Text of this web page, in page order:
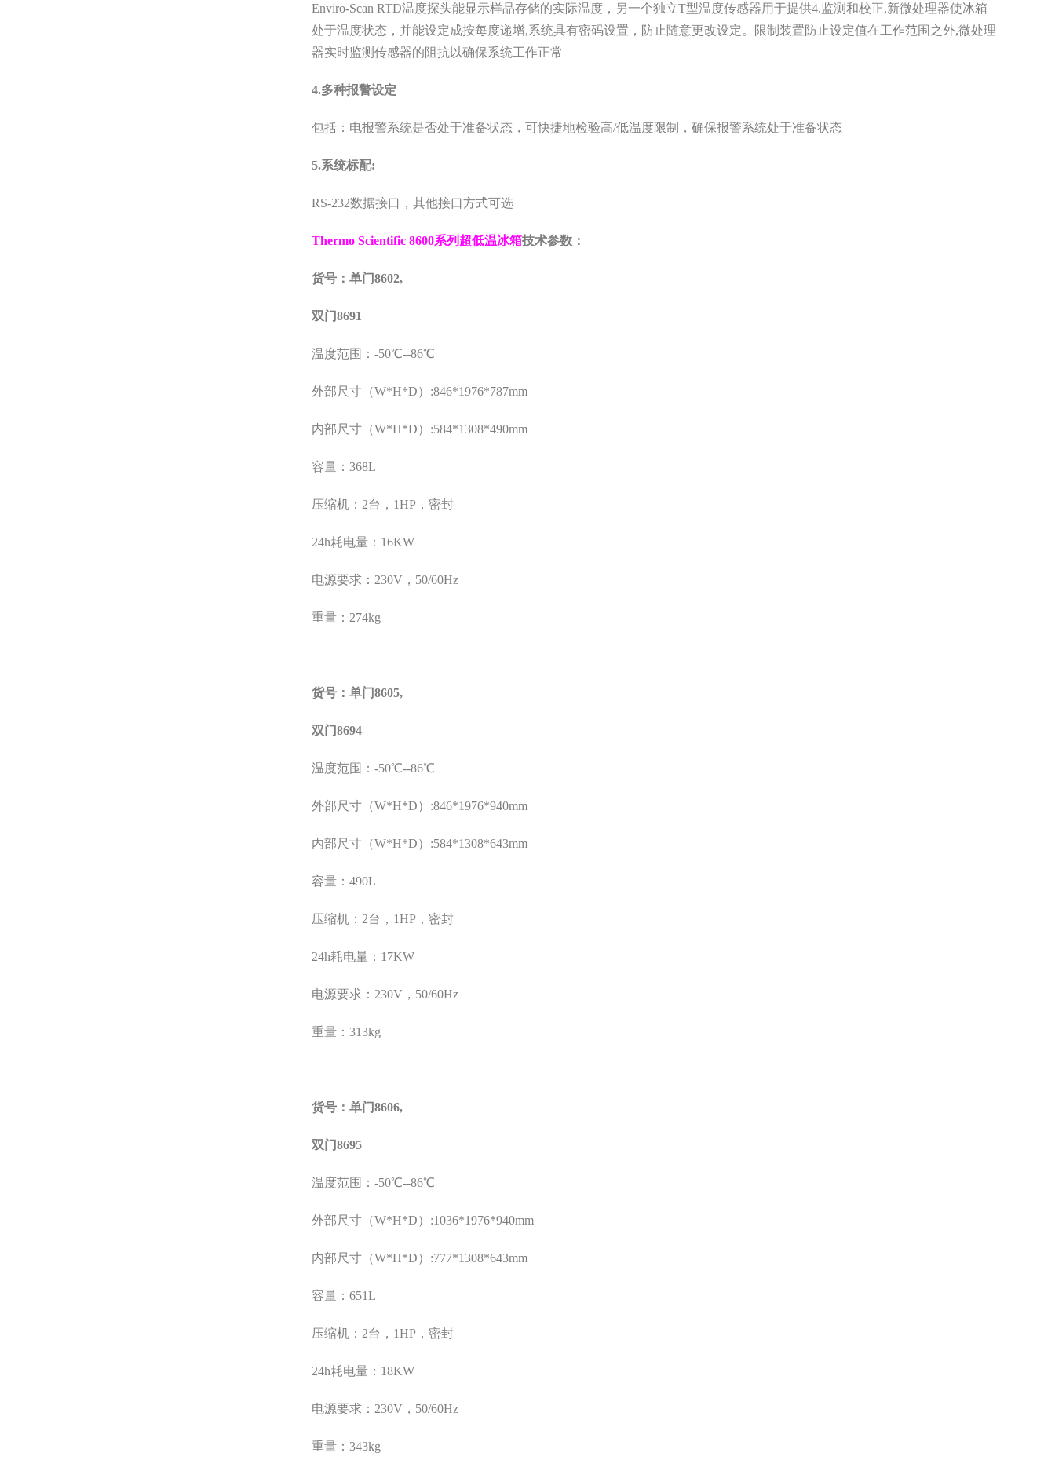
Enviro-Scan RTD温度探头能显示样品存储的实际温度，另一个独立T型温度传感器用于提供4.监测和校正,新微处理器使冰箱
处于温度状态，并能设定成按每度递增,系统具有密码设置，防止随意更改设定。限制装置防止设定值在工作范围之外,微处理
器实时监测传感器的阻抗以确保系统工作正常
4.多种报警设定
包括：电报警系统是否处于准备状态，可快捷地检验高/低温度限制，确保报警系统处于准备状态
5.系统标配:
RS-232数据接口，其他接口方式可选
Thermo Scientific 8600系列超低温冰箱技术参数：
货号：单门8602,
双门8691
温度范围： -50℃--86℃
外部尺寸（W*H*D） :846*1976*787mm
内部尺寸（W*H*D） :584*1308*490mm
容量： 368L
压缩机： 2台， 1HP ，密封
24h耗电量： 16KW
电源要求： 230V ， 50/60Hz
重量： 274kg
货号：单门8605,
双门8694
温度范围： -50℃--86℃
外部尺寸（W*H*D） :846*1976*940mm
内部尺寸（W*H*D） :584*1308*643mm
容量： 490L
压缩机： 2台， 1HP ，密封
24h耗电量： 17KW
电源要求： 230V ， 50/60Hz
重量： 313kg
货号：单门8606,
双门8695
温度范围： -50℃--86℃
外部尺寸（W*H*D） :1036*1976*940mm
内部尺寸（W*H*D） :777*1308*643mm
容量： 651L
压缩机： 2台， 1HP ，密封
24h耗电量： 18KW
电源要求： 230V ， 50/60Hz
重量： 343kg